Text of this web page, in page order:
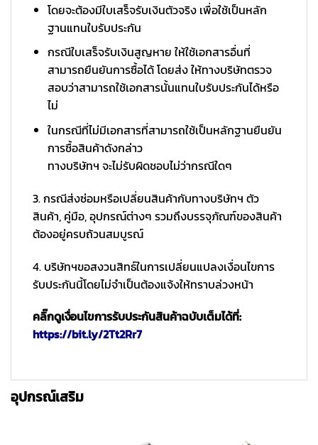
โดยจะต้องมีใบเสร็จรับเงินตัวจริง เพื่อใช้เป็นหลัก
ฐานแทนใบรับประกัน
กรณีใบเสร็จรับเงินสูญหาย ให้ใช้เอกสารอื่นที่
สามารถยืนยันการซื้อได้ โดยส่ง ให้ทางบริษัทตรวจ
สอบว่าสามารถใช้เอกสารนั้นแทนใบรับประกันได้หรือ
ไม่
ในกรณีที่ไม่มีเอกสารที่สามารถใช้เป็นหลักฐานยืนยัน
การซื้อสินค้าดังกล่าว
ทางบริษัทฯ จะไม่รับผิดชอบไม่ว่ากรณีใดๆ
3. กรณีส่งซ่อมหรือเปลี่ยนสินค้ากับทางบริษัทฯ ตัว
สินค้า, คู่มือ, อุปกรณ์ต่างๆ รวมถึงบรรจุภัณฑ์ของสินค้า
ต้องอยู่ครบถ้วนสมบูรณ์
4. บริษัทฯขอสงวนสิทธ์ในการเปลี่ยนแปลงเงื่อนไขการ
รับประกันนี้โดยไม่จำเป็นต้องแจ้งให้ทราบล่วงหน้า
คลิ๊กดูเงื่อนไขการรับประกันสินค้าฉบับเต็มได้ที่:
https://bit.ly/2Tt2Rr7
อุปกรณ์เสริม